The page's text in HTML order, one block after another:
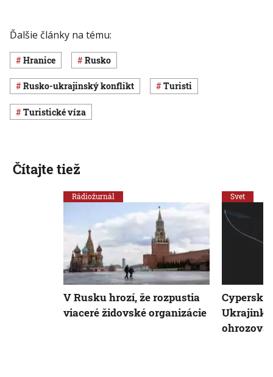
Ďalšie články na tému:
hranice Rusko
rusko-ukrajinský konflikt turisti
turistické víza
Čítajte tiež
Rádiožurnál
V Rusku hrozí, že rozpustia
viaceré židovské organizácie
Svet
Cyperská